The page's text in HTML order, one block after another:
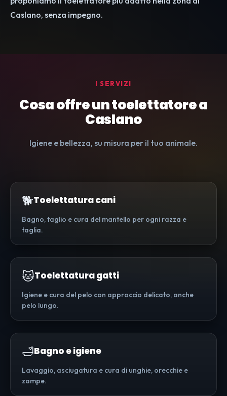
Caslano, senza impegno.
I SERVIZI
Cosa offre un toelettatore a
Caslano
Igiene e bellezza, su misura per il tuo animale.
🐕Toelettatura cani
Bagno, taglio e cura del mantello per ogni razza e
taglia.
🐱Toelettatura gatti
Igiene e cura del pelo con approccio delicato, anche
pelo lungo.
🛁Bagno e igiene
Lavaggio, asciugatura e cura di unghie, orecchie e
zampe.